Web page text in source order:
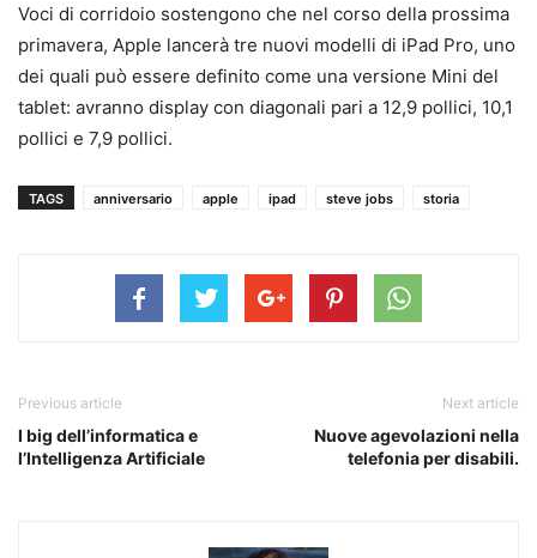
Voci di corridoio sostengono che nel corso della prossima
primavera, Apple lancerà tre nuovi modelli di iPad Pro, uno
dei quali può essere definito come una versione Mini del
tablet: avranno display con diagonali pari a 12,9 pollici, 10,1
pollici e 7,9 pollici.
TAGS anniversario apple ipad steve jobs storia
Previous article
I big dell’informatica e
l’Intelligenza Artificiale
Next article
Nuove agevolazioni nella
telefonia per disabili.